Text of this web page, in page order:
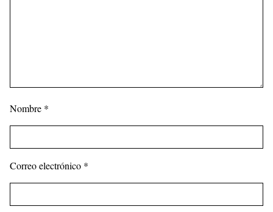
Nombre *
Correo electrónico *